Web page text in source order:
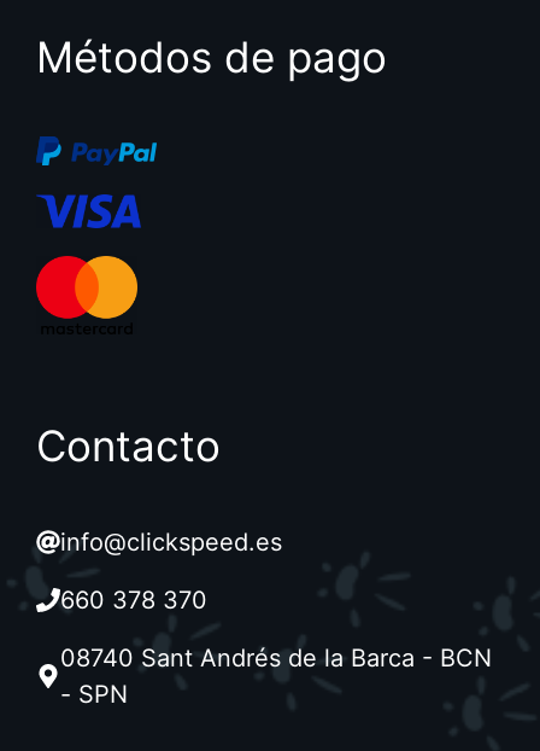
Métodos de pago
Contacto
info@clickspeed.es
660 378 370
08740 Sant Andrés de la Barca - BCN
- SPN